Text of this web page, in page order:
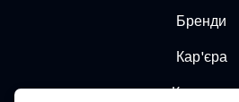
Бренди
Кар'єра
Контакти